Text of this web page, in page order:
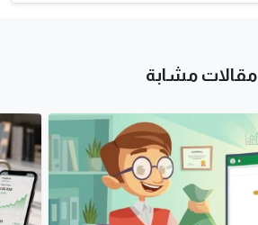
مقالات مشابة